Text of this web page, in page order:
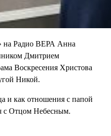
на Радио ВЕРА Анна
Дмитрием
Воскресения Христова
Никой.
и как отношения с папой
с Отцом Небесным.